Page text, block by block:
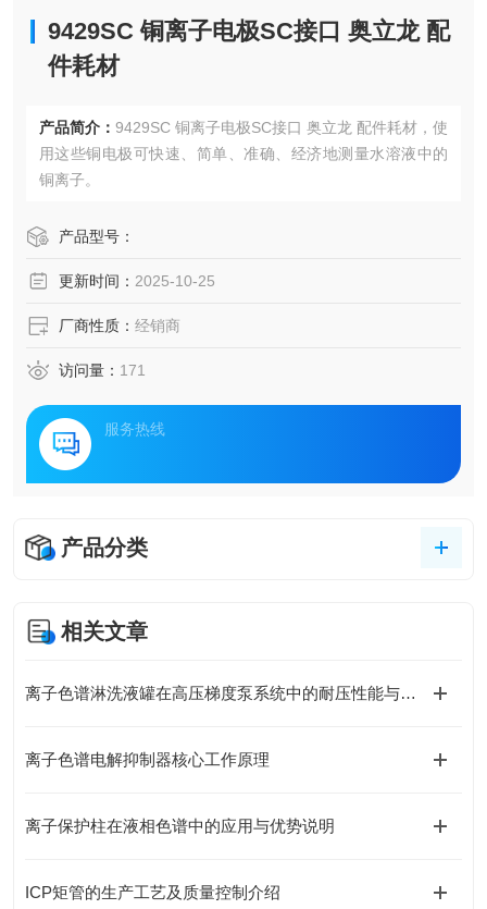
9429SC 铜离子电极SC接口 奥立龙 配
件耗材
产品简介： 9429SC 铜离子电极SC接口 奥立龙 配件耗材，使
用这些铜电极可快速、简单、准确、经济地测量水溶液中的
铜离子。
产品型号：
更新时间： 2025-10-25
厂商性质： 经销商
访问量： 171
服务热线
产品分类
相关文章
离子色谱淋洗液罐在高压梯度泵系统中的耐压性能与密封设计
离子色谱电解抑制器核心工作原理
离子保护柱在液相色谱中的应用与优势说明
ICP矩管的生产工艺及质量控制介绍